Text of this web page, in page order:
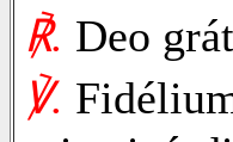
℟. Deo
℣.